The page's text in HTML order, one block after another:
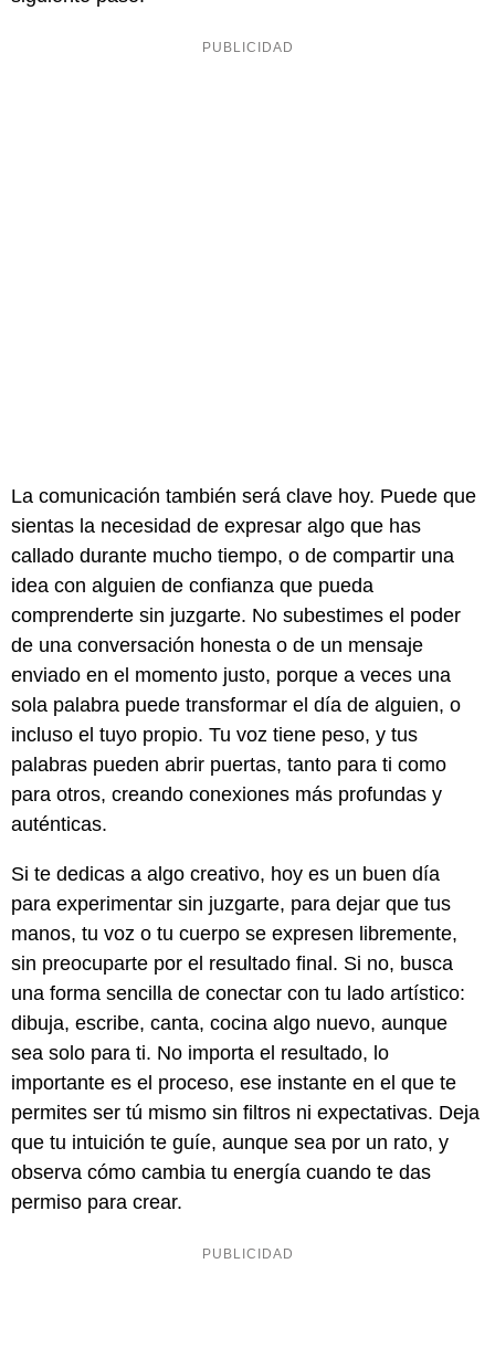
La comunicación también será clave hoy. Puede que
sientas la necesidad de expresar algo que has
callado durante mucho tiempo, o de compartir una
idea con alguien de confianza que pueda
comprenderte sin juzgarte. No subestimes el poder
de una conversación honesta o de un mensaje
enviado en el momento justo, porque a veces una
sola palabra puede transformar el día de alguien, o
incluso el tuyo propio. Tu voz tiene peso, y tus
palabras pueden abrir puertas, tanto para ti como
para otros, creando conexiones más profundas y
auténticas.
Si te dedicas a algo creativo, hoy es un buen día
para experimentar sin juzgarte, para dejar que tus
manos, tu voz o tu cuerpo se expresen libremente,
sin preocuparte por el resultado final. Si no, busca
una forma sencilla de conectar con tu lado artístico:
dibuja, escribe, canta, cocina algo nuevo, aunque
sea solo para ti. No importa el resultado, lo
importante es el proceso, ese instante en el que te
permites ser tú mismo sin filtros ni expectativas. Deja
que tu intuición te guíe, aunque sea por un rato, y
observa cómo cambia tu energía cuando te das
permiso para crear.